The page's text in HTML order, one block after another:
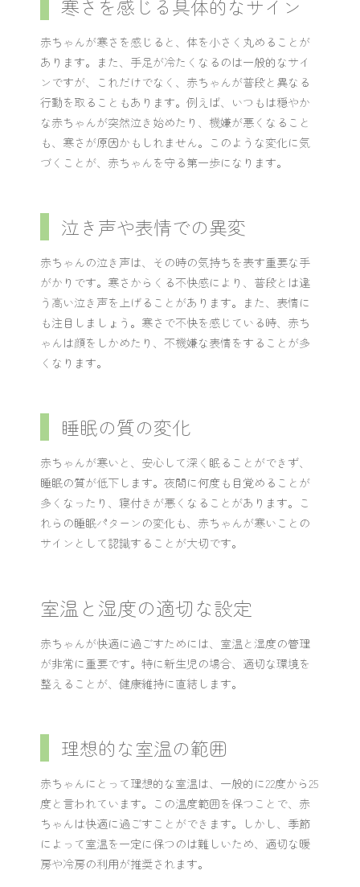
寒さを感じる具体的なサイン
赤ちゃんが寒さを感じると、体を小さく丸めることが
あります。また、手足が冷たくなるのは一般的なサイ
ンですが、これだけでなく、赤ちゃんが普段と異なる
行動を取ることもあります。例えば、いつもは穏やか
な赤ちゃんが突然泣き始めたり、機嫌が悪くなること
も、寒さが原因かもしれません。このような変化に気
づくことが、赤ちゃんを守る第一歩になります。
泣き声や表情での異変
赤ちゃんの泣き声は、その時の気持ちを表す重要な手
がかりです。寒さからくる不快感により、普段とは違
う高い泣き声を上げることがあります。また、表情に
も注目しましょう。寒さで不快を感じている時、赤ち
ゃんは顔をしかめたり、不機嫌な表情をすることが多
くなります。
睡眠の質の変化
赤ちゃんが寒いと、安心して深く眠ることができず、
睡眠の質が低下します。夜間に何度も目覚めることが
多くなったり、寝付きが悪くなることがあります。こ
れらの睡眠パターンの変化も、赤ちゃんが寒いことの
サインとして認識することが大切です。
室温と湿度の適切な設定
赤ちゃんが快適に過ごすためには、室温と湿度の管理
が非常に重要です。特に新生児の場合、適切な環境を
整えることが、健康維持に直結します。
理想的な室温の範囲
赤ちゃんにとって理想的な室温は、一般的に22度から25
度と言われています。この温度範囲を保つことで、赤
ちゃんは快適に過ごすことができます。しかし、季節
によって室温を一定に保つのは難しいため、適切な暖
房や冷房の利用が推奨されます。